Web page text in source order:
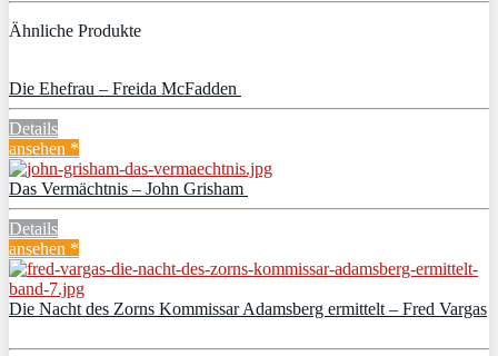
Ähnliche Produkte
Die Ehefrau – Freida McFadden
Details
ansehen *
Das Vermächtnis – John Grisham
Details
ansehen *
Die Nacht des Zorns Kommissar Adamsberg ermittelt – Fred Vargas